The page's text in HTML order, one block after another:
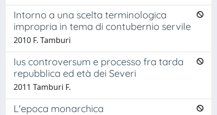
Intorno a una scelta terminologica
impropria in tema di contubernio servile
2010 F. Tamburi
Ius controversum e processo fra tarda
repubblica ed età dei Severi
2011 Tamburi F.
L'epoca monarchica